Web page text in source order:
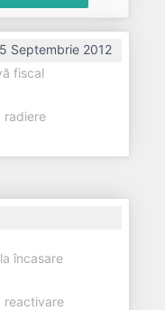
Septembrie 2012
fiscal
radiere
încasare
reactivare